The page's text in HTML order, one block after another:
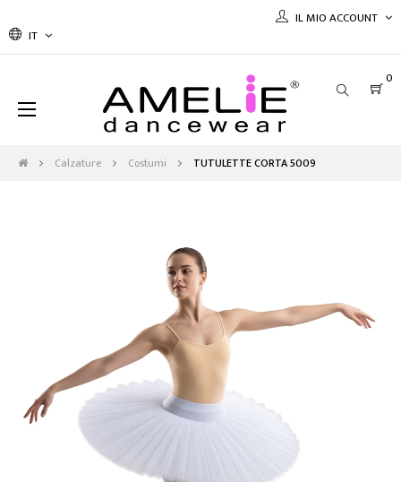
IT
IL MIO ACCOUNT
0
navigazione
Toggle
☰
Calzature Costumi TUTULETTE CORTA 5009